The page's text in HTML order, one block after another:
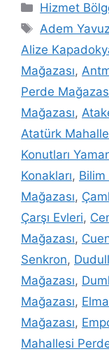
Hizmet
Adem
Alize
Mağazası,
Perde
Mağazası,
Atatürk
Konutları
Konakları, Bilim
Mağazası,
Çarşı Evleri,
Mağazası,
Senkron,
Mağazası,
Mağazası,
Mağazası,
Mahallesi